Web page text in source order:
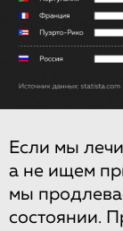
Если мы
а не ищем
мы
состоянии.